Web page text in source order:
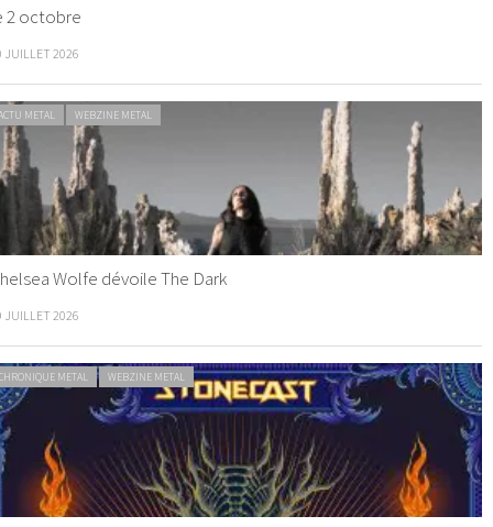
2 octobre
JUILLET 2026
METAL WEBZINE METAL
Wolfe dévoile The Dark
JUILLET 2026
METAL WEBZINE METAL